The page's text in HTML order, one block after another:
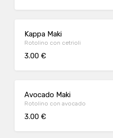
Kappa Maki
Rotolino con cetrioli
3.00 €
Avocado Maki
Rotolino con avocado
3.00 €